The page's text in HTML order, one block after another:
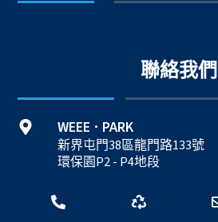
聯絡我們
WEEE · PARK
新界屯門38區龍門路133號
環保園P2 - P4地段